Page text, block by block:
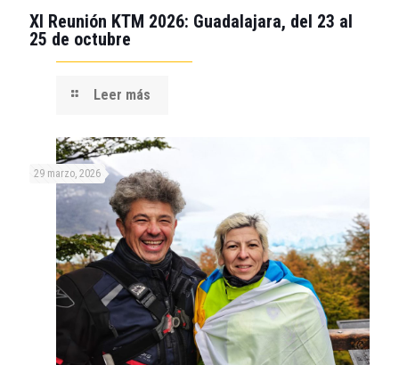
XI Reunión KTM 2026: Guadalajara, del 23 al
25 de octubre
Leer más
29 marzo, 2026